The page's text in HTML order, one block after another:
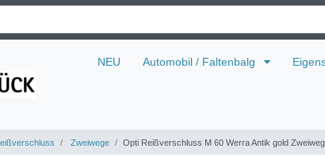
NEU Automobil / Faltenbalg
Zweiwege Opti Reißverschluss M 60 Werra Antik gold